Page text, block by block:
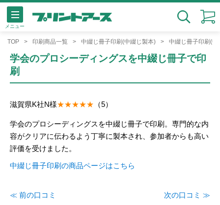
メニュー
TOP 印刷商品一覧 中綴じ冊子印刷(中綴じ製本) 中綴じ冊子印刷(
学会のプロシーディングスを中綴じ冊子で印
刷
滋賀県K社N様 （5）
学会のプロシーディングスを中綴じ冊子で印刷。専門的な内
容がクリアに伝わるよう丁寧に製本され、参加者からも高い
評価を受けました。
中綴じ冊子印刷の商品ページはこちら
≪ 前の口コミ 次の口コミ ≫